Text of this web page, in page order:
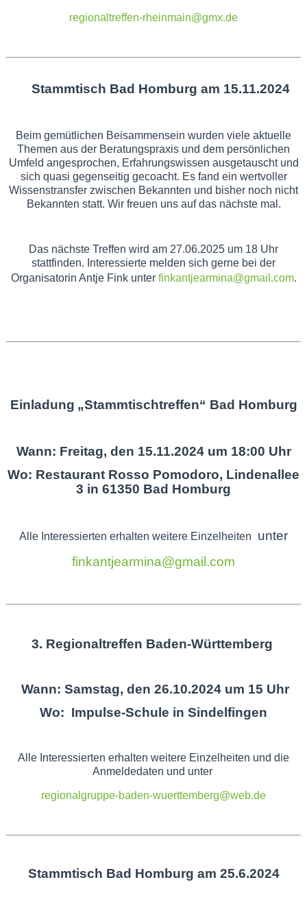
regionaltreffen-rheinmain@gmx.de
Stammtisch Bad Homburg am 15.11.2024
Beim gemütlichen Beisammensein wurden viele aktuelle
Themen aus der Beratungspraxis und dem persönlichen
Umfeld angesprochen, Erfahrungswissen ausgetauscht und
sich quasi gegenseitig gecoacht. Es fand ein wertvoller
Wissenstransfer zwischen Bekannten und bisher noch nicht
Bekannten statt. Wir freuen uns auf das nächste mal.
Das nächste Treffen wird am 27.06.2025 um 18 Uhr
stattfinden. Interessierte melden sich gerne bei der
Organisatorin Antje Fink unter finkantjearmina@gmail.com.
Einladung „Stammtischtreffen“ Bad Homburg
Wann: Freitag, den 15.11.2024 um 18:00 Uhr
Wo: Restaurant Rosso Pomodoro, Lindenallee
3 in 61350 Bad Homburg
Alle Interessierten erhalten weitere Einzelheiten
unter
finkantjearmina@gmail.com
3. Regionaltreffen Baden-Württemberg
Wann: Samstag, den 26.10.2024 um 15 Uhr
Wo: Impulse-Schule in Sindelfingen
Alle Interessierten erhalten weitere Einzelheiten und die
Anmeldedaten und unter
regionalgruppe-baden-wuerttemberg@web.de
Stammtisch Bad Homburg am 25.6.2024